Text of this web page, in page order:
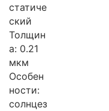
статиче
ский
Толщин
а: 0.21
мкм
Особен
ности:
солнцез